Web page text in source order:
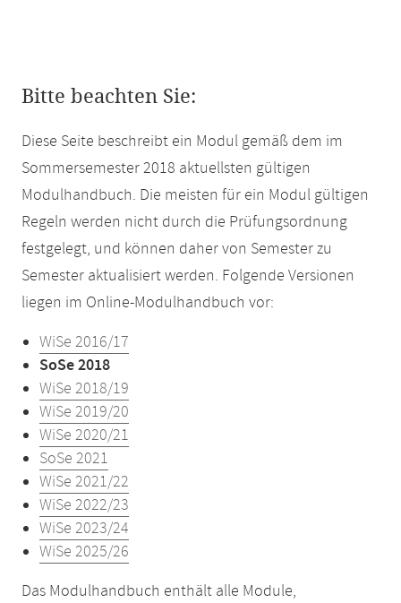
Bitte beachten Sie:
Diese Seite beschreibt ein Modul gemäß dem im
Sommersemester 2018 aktuellsten gültigen
Modulhandbuch. Die meisten für ein Modul gültigen
Regeln werden nicht durch die Prüfungsordnung
festgelegt, und können daher von Semester zu
Semester aktualisiert werden. Folgende Versionen
liegen im Online-Modulhandbuch vor:
WiSe 2016/17
SoSe 2018
WiSe 2018/19
WiSe 2019/20
WiSe 2020/21
SoSe 2021
WiSe 2021/22
WiSe 2022/23
WiSe 2023/24
WiSe 2025/26
Das Modulhandbuch enthält alle Module,